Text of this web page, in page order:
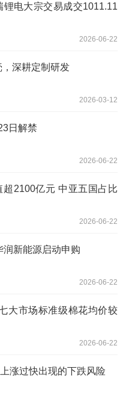
锂电大宗交易成交1011.11
2026-06-22
深耕定制研发
2026-03-12
日解禁
2026-06-22
2100亿元 中亚五国占比
2026-06-22
新能源启动申购
2026-06-22
大市场标准级棉花均价较
2026-06-22
涨过快出现的下跌风险